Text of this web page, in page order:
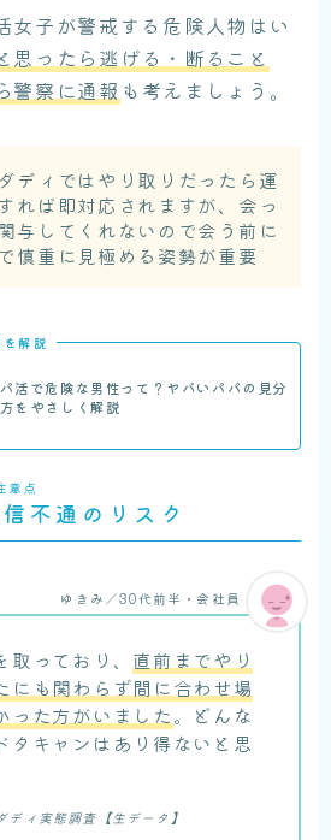
女子が警戒する危険人物はい
思ったら逃げる・断ること
警察に通報 も考えましょう。
ディではやり取りだったら運
れば即対応されますが、会っ
与してくれないので会う前に
慎重に見極める姿勢が重要
解説
活で危険な男性って？ヤバいパパの見分
をやさしく解説
意点
不通のリスク
っており、 直前までやり
にも関わらず間に合わせ場
った方がいました。どんな
タキャンはあり得ないと思
ディ実態調査【生データ】
ゆきみ／30代前半・会社員